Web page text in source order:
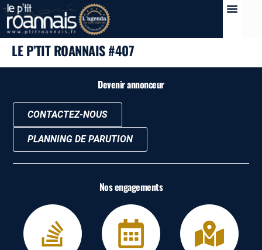
LE P’TIT ROANNAIS #407
Devenir annonceur
CONTACTEZ-NOUS
PLANNING DE PARUTION
Nos engagements